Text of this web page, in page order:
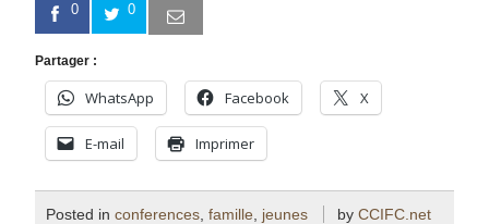
0 0
Partager :
WhatsApp Facebook X
E-mail Imprimer
Posted inconferences ,famille jeunes by CCIFC.net